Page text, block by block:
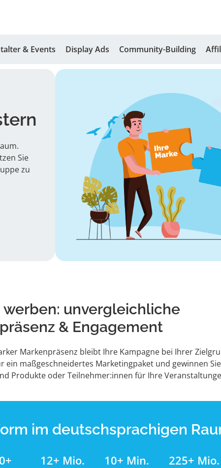
& Events Display Ads Community-Building
Sie
zu
unvergleichliche
& Engagement
Markenpräsenz bleibt Ihre Kampagne bei Ihrer
ein maßgeschneidertes Marketingpaket und gewinnen
Produkte oder Teilnehmer:innen für Ihre
im deutschsprachigen
12+ Mio. 10+ Min. 225+ Mio.